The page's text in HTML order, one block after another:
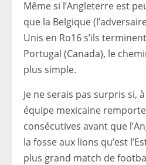
Même si l’Angleterre est
que la Belgique
Unis en Ro16 s’ils
Portugal (Canada), le
plus simple.
Je ne serais pas surpris si,
équipe mexicaine
consécutives avant que
la fosse aux lions qu’est
plus grand match de